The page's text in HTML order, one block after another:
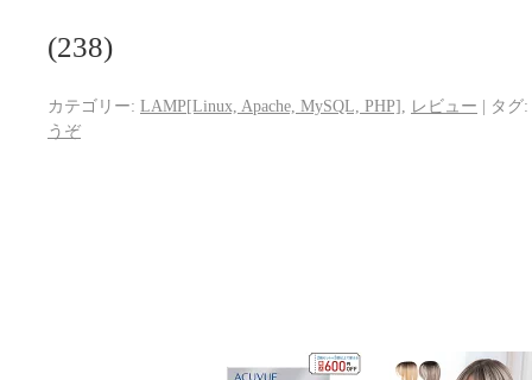
(238)
カテゴリー: LAMP[Linux, Apache, MySQL, PHP] レビュー | タグ:
うぞ